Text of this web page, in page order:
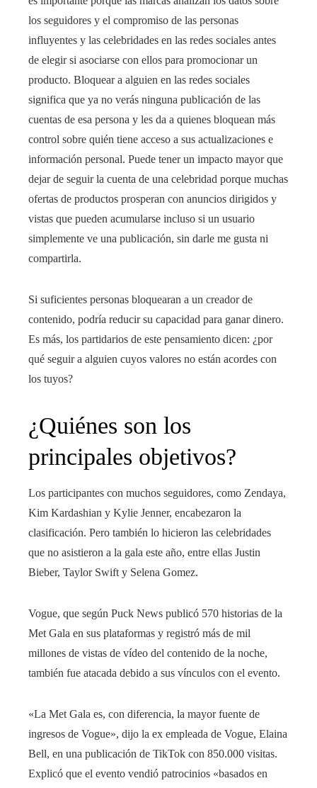
los seguidores y el compromiso de las personas
influyentes y las celebridades en las redes sociales antes
de elegir si asociarse con ellos para promocionar un
producto. Bloquear a alguien en las redes sociales
significa que ya no verás ninguna publicación de las
cuentas de esa persona y les da a quienes bloquean más
control sobre quién tiene acceso a sus actualizaciones e
información personal. Puede tener un impacto mayor que
dejar de seguir la cuenta de una celebridad porque muchas
ofertas de productos prosperan con anuncios dirigidos y
vistas que pueden acumularse incluso si un usuario
simplemente ve una publicación, sin darle me gusta ni
compartirla.
Si suficientes personas bloquearan a un creador de
contenido, podría reducir su capacidad para ganar dinero.
Es más, los partidarios de este pensamiento dicen: ¿por
qué seguir a alguien cuyos valores no están acordes con
los tuyos?
¿Quiénes son los
principales objetivos?
Los participantes con muchos seguidores, como Zendaya,
Kim Kardashian y Kylie Jenner, encabezaron la
clasificación. Pero también lo hicieron las celebridades
que no asistieron a la gala este año, entre ellas Justin
Bieber, Taylor Swift y Selena Gomez.
Vogue, que según Puck News publicó 570 historias de la
Met Gala en sus plataformas y registró más de mil
millones de vistas de vídeo del contenido de la noche,
también fue atacada debido a sus vínculos con el evento.
«La Met Gala es, con diferencia, la mayor fuente de
ingresos de Vogue», dijo la ex empleada de Vogue, Elaina
Bell, en una publicación de TikTok con 850.000 visitas.
Explicó que el evento vendió patrocinios «basados ​​en